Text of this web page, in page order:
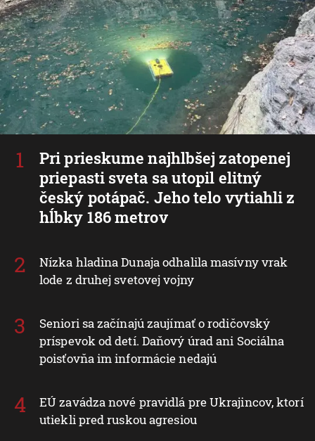
Pri prieskume najhlbšej zatopenej
priepasti sveta sa utopil elitný
český potápač. Jeho telo vytiahli z
hĺbky 186 metrov
Nízka hladina Dunaja odhalila masívny vrak
lode z druhej svetovej vojny
Seniori sa začínajú zaujímať o rodičovský
príspevok od detí. Daňový úrad ani Sociálna
poisťovňa im informácie nedajú
EÚ zavádza nové pravidlá pre Ukrajincov, ktorí
utiekli pred ruskou agresiou